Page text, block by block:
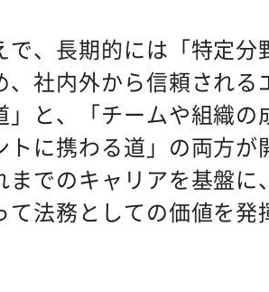
で、長期的には「特定
、社内外から信頼され
」と、「チームや組織
トに携わる道」の両方
までのキャリアを基盤
て法務としての価値を